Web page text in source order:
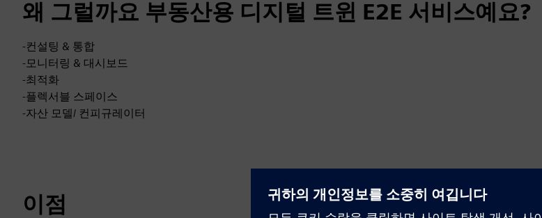
왜 그럴까요 부동산용 디지털 트윈 E2E 서비스예요?
-컨설팅 & 통합
-모니터링 & 대시보드
-최적화
-플렉서블 스페이스
-자산 모델/ 컨피규레이터
이점